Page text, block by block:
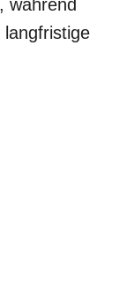
während